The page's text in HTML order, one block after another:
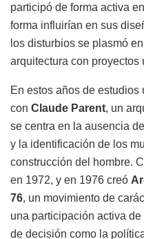
participó de forma activa
forma influirían en sus
los disturbios se plasmó
arquitectura con proyectos
En estos años de
con Claude Parent, un
se centra en la ausencia
y la identificación de los
construcción del hombre.
en 1972, y en 1976 creó
76, un movimiento de
una participación activa
de decisión como la